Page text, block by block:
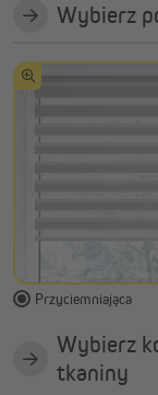
Wybierz
Przyciemniająca
Wybierz
tkaniny